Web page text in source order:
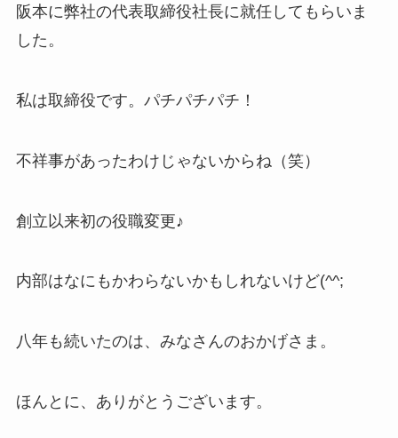
阪本に弊社の代表取締役社長に就任してもらいま
した。
私は取締役です。パチパチパチ！
不祥事があったわけじゃないからね（笑）
創立以来初の役職変更♪
内部はなにもかわらないかもしれないけど(^^;
八年も続いたのは、みなさんのおかげさま。
ほんとに、ありがとうございます。